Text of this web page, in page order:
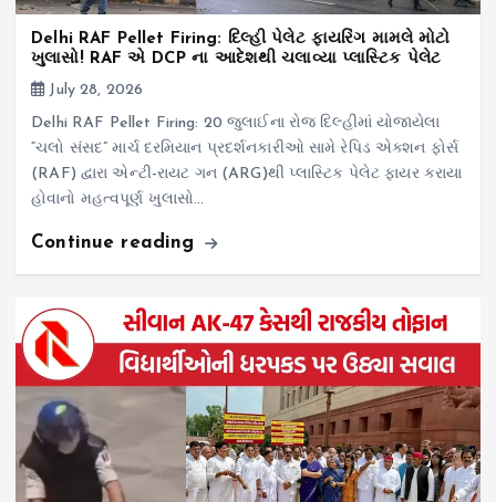
Delhi RAF Pellet Firing: દિલ્હી પેલેટ ફાયરિંગ મામલે મોટો
ખુલાસો! RAF એ DCP ના આદેશથી ચલાવ્યા પ્લાસ્ટિક પેલેટ
July 28, 2026
Delhi RAF Pellet Firing: 20 જુલાઈના રોજ દિલ્હીમાં યોજાયેલા
“ચલો સંસદ” માર્ચ દરમિયાન પ્રદર્શનકારીઓ સામે રેપિડ એક્શન ફોર્સ
(RAF) દ્વારા એન્ટી-રાયટ ગન (ARG)થી પ્લાસ્ટિક પેલેટ ફાયર કરાયા
હોવાનો મહત્વપૂર્ણ ખુલાસો…
Continue reading